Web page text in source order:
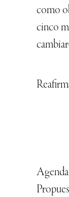
como
cinco